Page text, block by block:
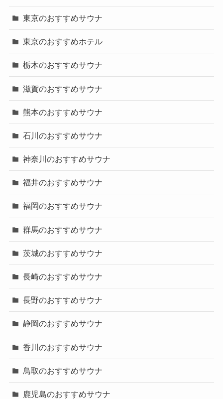
東京のおすすめサウナ
東京のおすすめホテル
栃木のおすすめサウナ
滋賀のおすすめサウナ
熊本のおすすめサウナ
石川のおすすめサウナ
神奈川のおすすめサウナ
福井のおすすめサウナ
福岡のおすすめサウナ
群馬のおすすめサウナ
茨城のおすすめサウナ
長崎のおすすめサウナ
長野のおすすめサウナ
静岡のおすすめサウナ
香川のおすすめサウナ
鳥取のおすすめサウナ
鹿児島のおすすめサウナ